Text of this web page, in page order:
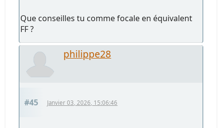
Que conseilles tu comme focale en équivalent
FF ?
philippe28
#45 Janvier 03, 2026, 15:06:46